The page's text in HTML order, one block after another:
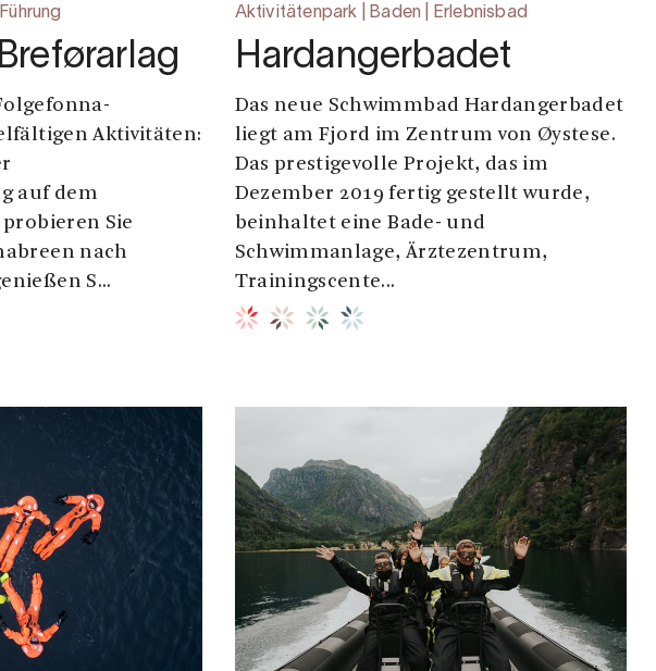
Aktivitäten:
auf dem
Sie
nach
S...
Aktivitätenpark | Baden | Erlebnisbad
Hardangerbadet
Das neue Schwimmbad Hardangerbadet
liegt am Fjord im Zentrum von Øystese.
Das prestigevolle Projekt, das im
Dezember 2019 fertig gestellt wurde,
beinhaltet eine Bade- und
Schwimmanlage, Ärztezentrum,
Trainingscente...